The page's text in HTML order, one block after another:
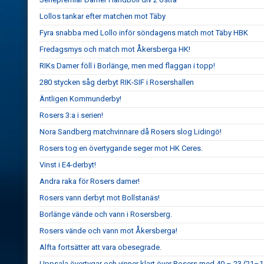
Lollos tankar efter matchen mot Täby
Fyra snabba med Lollo inför söndagens match mot Täby HBK
Fredagsmys och match mot Åkersberga HK!
RIKs Damer föll i Borlänge, men med flaggan i topp!
280 stycken såg derbyt RIK-SIF i Rosershallen
Äntligen Kommunderby!
Rosers 3:a i serien!
Nora Sandberg matchvinnare då Rosers slog Lidingö!
Rosers tog en övertygande seger mot HK Ceres.
Vinst i E4-derbyt!
Andra raka för Rosers damer!
Rosers vann derbyt mot Bollstanäs!
Borlänge vände och vann i Rosersberg.
Rosers vände och vann mot Åkersberga!
Alfta fortsätter att vara obesegrade.